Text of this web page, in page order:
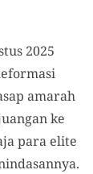
2025
amarah
ke
para elite